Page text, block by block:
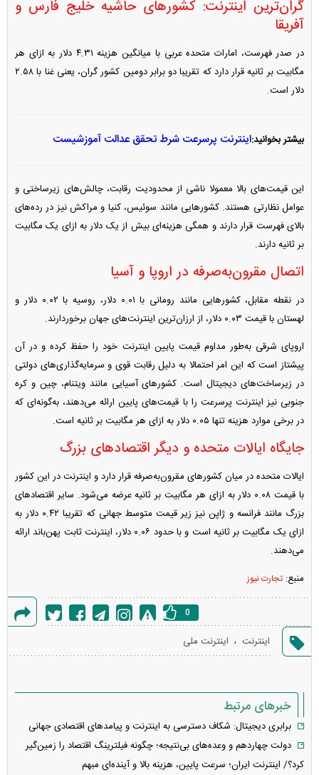
گران‌ترین اینترنت: کشور‌های حاشیه خلیج فارس و
آفریقا
در صدر فهرست، امارات متحده عربی با میانگین هزینه ۴.۳۱ دلار به ازای هر
مگابیت بر ثانیه قرار دارد که تقریبا دو برابر دومین کشور گران، یعنی غنا با ۲.۵۸
دلار است.
بیشتر بخوانید:اینترنت پرسرعت شرط تحقق عدالت آموزشیست
این قیمت‌های بالا معمولا ناشی از محدودیت رقابت، چالش‌های زیرساختی و
عوامل نظارتی هستند. کشور‌هایی مانند سوئیس، کنیا و مراکش نیز در رده‌های
بالای فهرست قرار دارند و همگی هزینه‌ای بیش از یک دلار به ازای یک مگابیت
بر ثانیه دارند.
اتصال مقرون‌به‌صرفه در اروپا و آسیا
در نقطه مقابل، کشور‌هایی مانند رومانی با ۰.۰۱ دلار، روسیه با ۰.۰۲ دلار و
لهستان با قیمت ۰.۰۳ دلار، از ارزان‌ترین اینترنت‌های جهان برخوردارند.
اروپای شرقی به‌طور مداوم قیمت پایین اینترنت خود را حفظ کرده و در آن
پیشتاز است که این امر احتمالا به دلیل رقابت قوی و سرمایه‌گذاری‌های دولتی
در زیرساخت‌های دیجیتال است. کشور‌های آسیایی مانند ویتنام، چین و کره
جنوبی نیز اینترنت پرسرعت را با قیمت‌های پایین ارائه می‌دهند، به‌گونه‌ای که
در برخی موارد هزینه تنها ۰.۰۵ دلار به ازای هر مگابیت بر ثانیه است.
جایگاه ایالات متحده و دیگر اقتصاد‌های بزرگ
ایالات متحده در میان کشور‌های مقرون‌به‌صرفه قرار دارد و اینترنت در این کشور
با قیمت ۰.۰۸ دلار به ازای هر مگابیت بر ثانیه عرضه می‌شود. سایر اقتصاد‌های
بزرگ مانند فرانسه و ژاپن نیز زیر قیمت متوسط جهانی که تقریبا ۰.۴۲ دلار به
ازای یک مگابیت بر ثانیه است و با حدود ۰.۰۶ دلار، اینترنت ثابت پهن‌باند ارائه
می‌دهند.
منبع: تجارت نیوز
خطا
0
اینترنت ، اینترنت ملی
خبرهای مرتبط
برابری دیجیتال: شکاف دسترسی به اینترنت و پیامد‌های اقتصادی جهانی
دولت چهاردهم و وعده‌های بی‌نتیجه؛ چگونه فیلترینگ اقتصاد را زمین‌گیر
کرد؟/ اینترنت ایران؛ سرعت پایین، هزینه بالا و آینده‌ای مبهم